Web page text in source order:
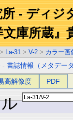
- ディジ
文庫所蔵』
> La-31 > V-2 > カラー画
-書誌情報（メタデー
高解像度 PDF
ル